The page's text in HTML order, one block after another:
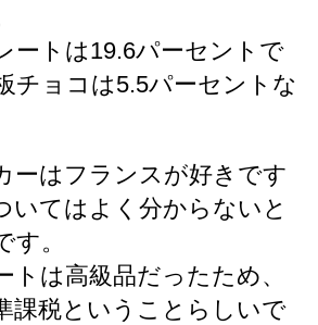
ートは19.6パーセントで
チョコは5.5パーセントな
ーはフランスが好きです
いてはよく分からないと
す。
トは高級品だったため、
課税ということらしいで